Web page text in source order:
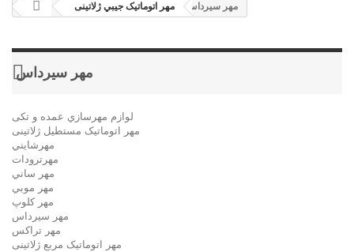
مهر اتوماتیک جيبي ژلاتینی مهر سيرداس
مهر سيرداس
لوازم مهرسازي عمده و تکی
مهر اتوماتیک مستطيل ژلاتینی
مهرشايني
مهرترودات
مهر ساني
مهر موبي
مهر كلوپ
مهر سيرداس
مهر تراکس
مهر اتوماتیک مربع ژلاتینی